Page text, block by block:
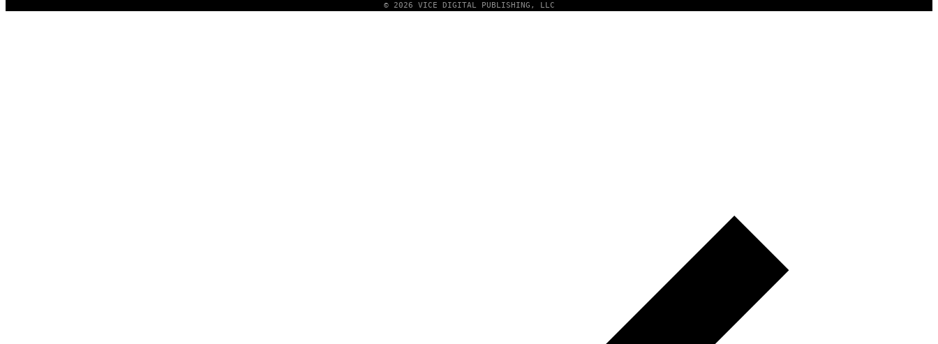
© 2026 VICE DIGITAL PUBLISHING, LLC